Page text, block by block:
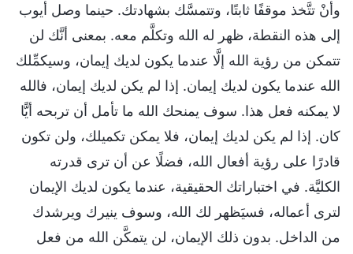
وأنْ تتَّخذ موقفًا ثابتًا، وتتمسَّك بشهادتك. حينما وصل أيوب
إلى هذه النقطة، ظهر له الله وتكلَّم معه. بمعنى أنَّك لن
تتمكن من رؤية الله إلَّا عندما يكون لديك إيمان، وسيكمِّلك
الله عندما يكون لديك إيمان. إذا لم يكن لديك إيمان، فالله
لا يمكنه فعل هذا. سوف يمنحك الله ما تأمل أن تربحه أيًّا
كان. إذا لم يكن لديك إيمان، فلا يمكن تكميلك، ولن تكون
قادرًا على رؤية أفعال الله، فضلًا عن أن ترى قدرته
الكليَّة. في اختباراتك الحقيقية، عندما يكون لديك الإيمان
لترى أعماله، فسيَظهر لك الله، وسوف ينيرك ويرشدك
من الداخل. بدون ذلك الإيمان، لن يتمكَّن الله من فعل